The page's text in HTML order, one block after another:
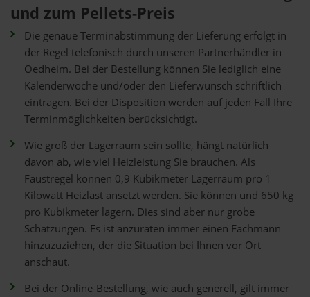
und zum Pellets-Preis
Die genaue Terminabstimmung der Lieferung erfolgt in
der Regel telefonisch durch unseren Partnerhändler in
Oedheim. Bei der Bestellung können Sie lediglich eine
Kalenderwoche und/oder den Lieferwunsch schriftlich
eintragen. Bei der Disposition werden auf jeden Fall Ihre
Terminmöglichkeiten berücksichtigt.
Wie groß der Lagerraum sein sollte, hängt natürlich
davon ab, wie viel Heizleistung Sie brauchen. Als
Faustregel können 0,9 Kubikmeter Lagerraum pro 1
Kilowatt Heizlast ansetzt werden. Sie können und 650 kg
pro Kubikmeter lagern. Dies sind aber nur grobe
Schätzungen. Es ist anzuraten immer einen Fachmann
hinzuzuziehen, der die Situation bei Ihnen vor Ort
anschaut.
Bei der Online-Bestellung, wie auch generell, gilt immer